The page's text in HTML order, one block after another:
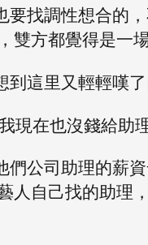
要找調性想合的
雙方都覺得是一場
到這里又輕輕嘆了
現在也沒錢給助
們公司助理的薪
人自己找的助理